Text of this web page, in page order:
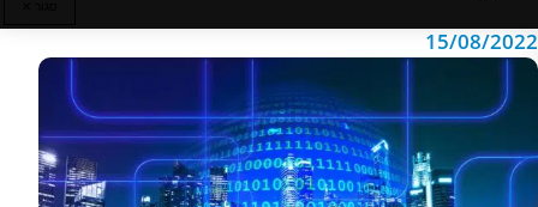
15/08/2022